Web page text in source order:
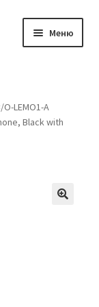
Меню
O-LEMO1-A
Black with